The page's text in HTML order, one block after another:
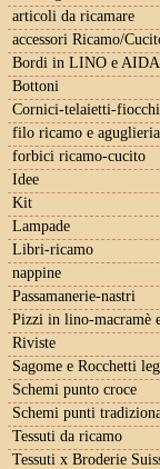
articoli da ricamare
accessori Ricamo/
Bordi in LINO e AIDA
Bottoni
Cornici-telaietti-fiocchi
filo ricamo e aguglieria
forbici ricamo-cucito
Idee
Kit
Lampade
Libri-ricamo
nappine
Passamanerie-nastri
Pizzi in lino-macramè
Riviste
Sagome e Rocchetti
Schemi punto croce
Schemi punti
Tessuti da ricamo
Tessuti x Broderie